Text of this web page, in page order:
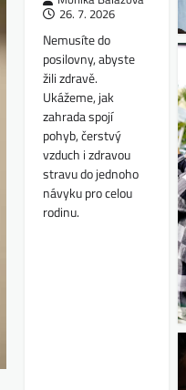
26. 7. 2026
Nemusíte do
posilovny, abyste
žili zdravě.
Ukážeme, jak
zahrada spojí
pohyb, čerstvý
vzduch i zdravou
stravu do jednoho
návyku pro celou
rodinu.